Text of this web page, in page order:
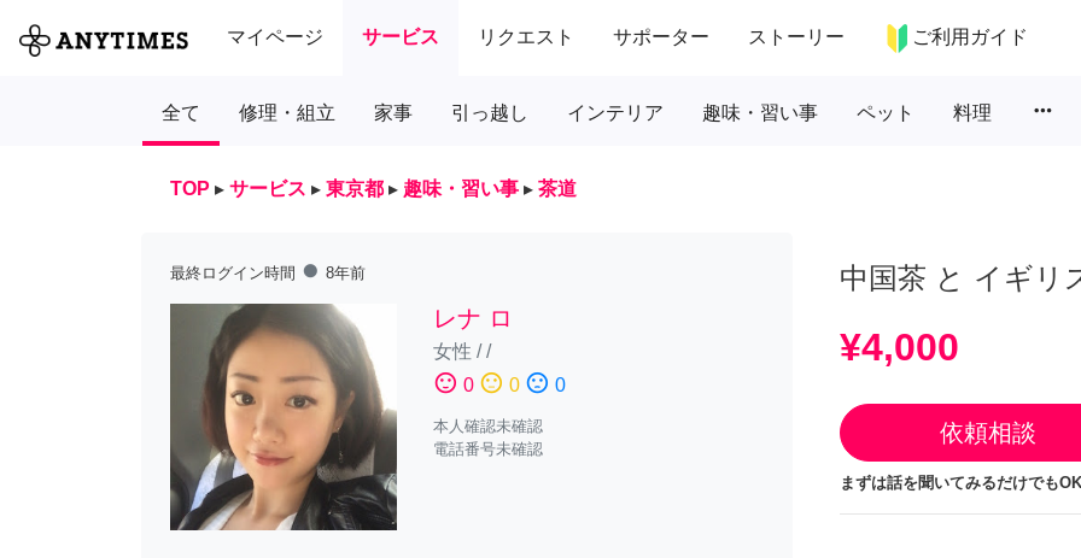
マイページ サービス リクエスト サポーター ストーリー ご利用ガイド
全て 修理・組立 家事 引っ越し インテリア 趣味・習い事 ペット 料理 more_horiz
TOP ▸ サービス ▸ 東京都 ▸ 趣味・習い事 ▸ 茶道
最終ログイン時間 fiber_manual_record 8年前
レナ ロ
女性 //
sentiment_satisfied 0 sentiment_neutral 0 sentiment_dissatisfied 0
本人確認未確認
電話番号未確認
中国茶 と イギリ
¥4,000
依頼相談
まずは話を聞いてみるだけでも